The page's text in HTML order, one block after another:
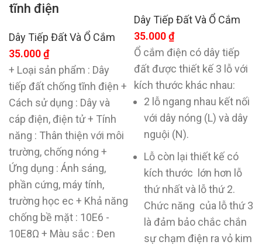
tĩnh điện
Dây Tiếp Đất Và Ổ Cắm
35.000₫
+ Loại sản phẩm : Dây
tiếp đất chống tĩnh điện +
Cách sử dụng : Dây và
cáp điện, điện tử + Tính
năng : Thân thiện với môi
trường, chống nóng +
Ứng dụng : Ánh sáng,
phần cứng, máy tính,
trường học ec + Khả năng
chống bề mặt : 10E6 -
10E8Ω + Màu sắc : Đen
Dây Tiếp Đất Và Ổ Cắm
35.000₫
Ổ cắm điện có dây tiếp
đất được thiết kế 3 lỗ với
kích thước khác nhau:
2 lỗ ngang nhau kết nối
với dây nóng (L) và dây
nguội (N).
Lỗ còn lại thiết kế có
kích thước lớn hơn lỗ
thứ nhất và lỗ thứ 2.
Chức năng của lỗ thứ 3
là đảm bảo chắc chắn
sự chạm điện ra vỏ kim